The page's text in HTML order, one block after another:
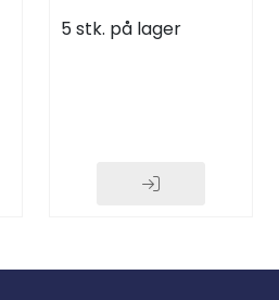
5 stk. på lager